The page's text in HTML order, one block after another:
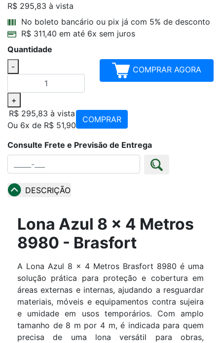
R$ 295,83 à vista
No boleto bancário ou pix já com 5% de desconto
R$ 311,40 em até 6x sem juros
Quantidade
-
+
COMPRAR AGORA
R$ 295,83 à vista
Ou 6x de R$ 51,90
COMPRAR
Consulte Frete e Previsão de Entrega
DESCRIÇÃO
Lona Azul 8 x 4 Metros
8980 - Brasfort
A Lona Azul 8 x 4 Metros Brasfort 8980 é uma
solução prática para proteção e cobertura em
reas externas e internas, ajudando a resguardar
materiais, móveis e equipamentos contra sujeira
e umidade em usos temporários. Com amplo
tamanho de 8 m por 4 m, é indicada para quem
precisa de uma lona versátil para obras,